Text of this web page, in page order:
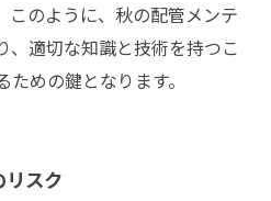
このように、秋の配管メンテ
、適切な知識と技術を持つこ
めの鍵となります。
リスク